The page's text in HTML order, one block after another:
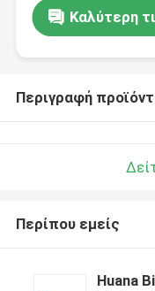
Καλύτερη
Περιγραφή
Περίπου εμείς
Huana